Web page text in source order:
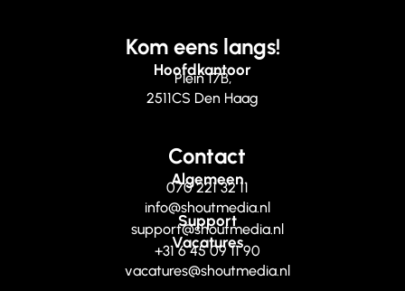
Kom eens langs!
Hoofdkantoor
Plein 17B,
2511CS Den Haag
Contact
Algemeen
070 221 32 11
info@shoutmedia.nl
Support
support@shoutmedia.nl
Vacatures
+31 6 45 09 11 90
vacatures@shoutmedia.nl